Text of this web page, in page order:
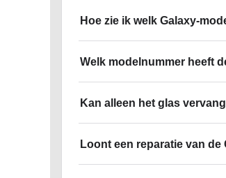
Hoe zie ik welk Galaxy-
Welk modelnummer heeft
Kan alleen het glas
Loont een reparatie van de